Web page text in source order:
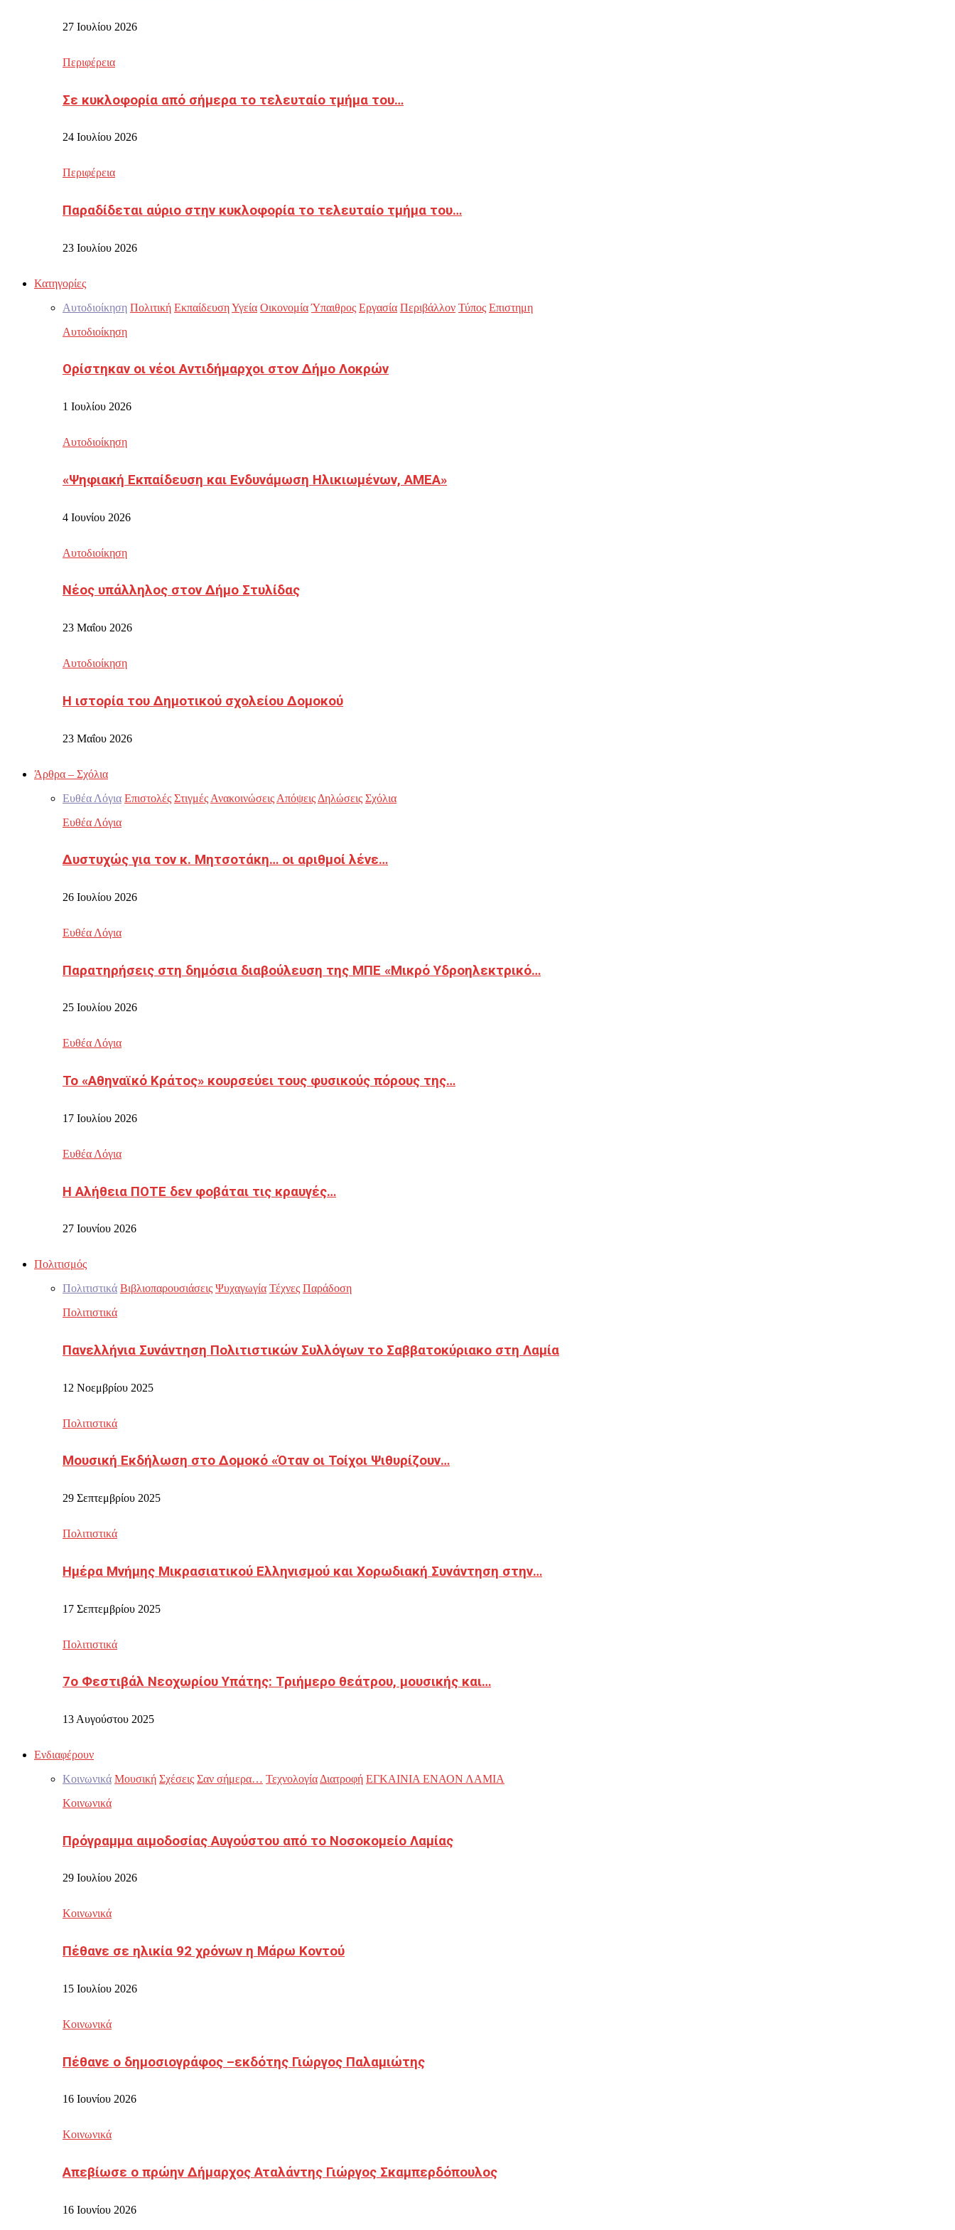
27 Ιουλίου 2026
Περιφέρεια
Σε κυκλοφορία από σήμερα το τελευταίο τμήμα του…
24 Ιουλίου 2026
Περιφέρεια
Παραδίδεται αύριο στην κυκλοφορία το τελευταίο τμήμα του…
23 Ιουλίου 2026
Κατηγορίες
Αυτοδιοίκηση Πολιτική ΕκπαίδευσηΥγεία Οικονομία Ύπαιθρος Εργασία Περιβάλλον Τύπος Επιστημη
Αυτοδιοίκηση
Ορίστηκαν οι νέοι Αντιδήμαρχοι στον Δήμο Λοκρών
1 Ιουλίου 2026
Αυτοδιοίκηση
«Ψηφιακή Εκπαίδευση και Ενδυνάμωση Ηλικιωμένων, ΑΜΕΑ»
4 Ιουνίου 2026
Αυτοδιοίκηση
Νέος υπάλληλος στον Δήμο Στυλίδας
23 Μαΐου 2026
Αυτοδιοίκηση
Η ιστορία του Δημοτικού σχολείου Δομοκού
23 Μαΐου 2026
Άρθρα – Σχόλια
Ευθέα Λόγια Επιστολές Στιγμές Ανακοινώσεις Απόψεις Δηλώσεις Σχόλια
Ευθέα Λόγια
Δυστυχώς για τον κ. Μητσοτάκη… οι αριθμοί λένε…
26 Ιουλίου 2026
Ευθέα Λόγια
Παρατηρήσεις στη δημόσια διαβούλευση της ΜΠΕ «Μικρό Υδροηλεκτρικό…
25 Ιουλίου 2026
Ευθέα Λόγια
Το «Αθηναϊκό Κράτος» κουρσεύει τους φυσικούς πόρους της…
17 Ιουλίου 2026
Ευθέα Λόγια
Η Αλήθεια ΠΟΤΕ δεν φοβάται τις κραυγές…
27 Ιουνίου 2026
Πολιτισμός
Πολιτιστικά Βιβλιοπαρουσιάσεις Ψυχαγωγία Τέχνες Παράδοση
Πολιτιστικά
Πανελλήνια Συνάντηση Πολιτιστικών Συλλόγων το Σαββατοκύριακο στη Λαμία
12 Νοεμβρίου 2025
Πολιτιστικά
Μουσική Εκδήλωση στο Δομοκό «Όταν οι Τοίχοι Ψιθυρίζουν…
29 Σεπτεμβρίου 2025
Πολιτιστικά
Ημέρα Μνήμης Μικρασιατικού Ελληνισμού και Χορωδιακή Συνάντηση στην…
17 Σεπτεμβρίου 2025
Πολιτιστικά
7ο Φεστιβάλ Νεοχωρίου Υπάτης: Τριήμερο θεάτρου, μουσικής και…
13 Αυγούστου 2025
Ενδιαφέρουν
Κοινωνικά Μουσική Σχέσεις Σαν σήμερα… Τεχνολογία Διατροφή ΕΓΚΑΙΝΙΑ ΕΝΑΟΝ ΛΑΜΙΑ
Κοινωνικά
Πρόγραμμα αιμοδοσίας Αυγούστου από το Νοσοκομείο Λαμίας
29 Ιουλίου 2026
Κοινωνικά
Πέθανε σε ηλικία 92 χρόνων η Μάρω Κοντού
15 Ιουλίου 2026
Κοινωνικά
Πέθανε ο δημοσιογράφος –εκδότης Γιώργος Παλαμιώτης
16 Ιουνίου 2026
Κοινωνικά
Απεβίωσε ο πρώην Δήμαρχος Αταλάντης Γιώργος Σκαμπερδόπουλος
16 Ιουνίου 2026